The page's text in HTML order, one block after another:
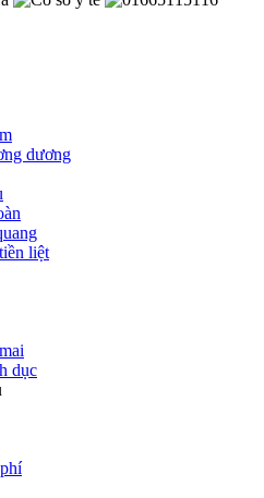
dương
liệt
dục